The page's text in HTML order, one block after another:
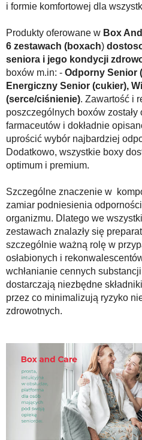
i formie komfortowej dla
Produkty oferowane w Box
6 zestawach (boxach)
seniora i jego kondycji
boxów m.in: - Odporny Senior
Energiczny Senior (cukier),
(serce/ciśnienie). Zawartość i
poszczególnych boxów zostały
farmaceutów i dokładnie
uprościć wybór najbardziej
Dodatkowo, wszystkie boxy
optimum i premium.
Szczególne znaczenie w
zamiar podniesienia
organizmu. Dlatego we
zestawach znalazły się
szczególnie ważną rolę w
osłabionych i
wchłanianie cennych
dostarczają niezbędne
przez co minimalizują ryzyko
zdrowotnych.